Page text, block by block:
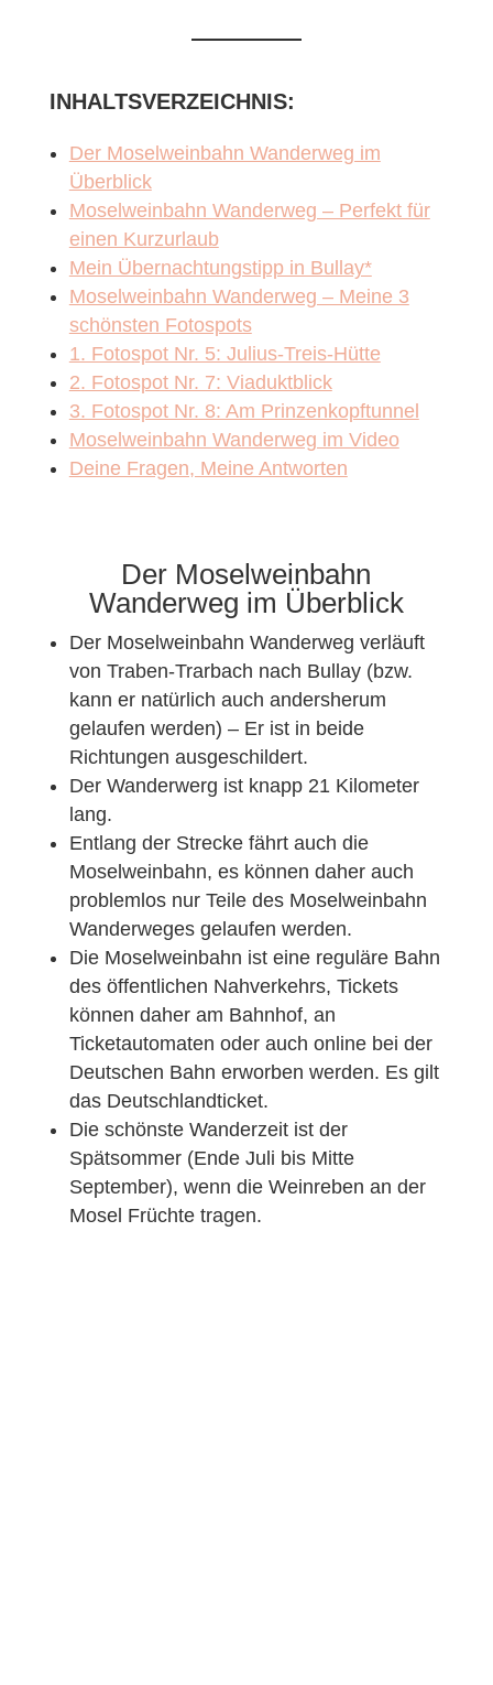
INHALTSVERZEICHNIS:
Der Moselweinbahn Wanderweg im
Überblick
Moselweinbahn Wanderweg – Perfekt für
einen Kurzurlaub
Mein Übernachtungstipp in Bullay*
Moselweinbahn Wanderweg – Meine 3
schönsten Fotospots
1. Fotospot Nr. 5: Julius-Treis-Hütte
2. Fotospot Nr. 7: Viaduktblick
3. Fotospot Nr. 8: Am Prinzenkopftunnel
Moselweinbahn Wanderweg im Video
Deine Fragen, Meine Antworten
Der Moselweinbahn
Wanderweg im Überblick
Der Moselweinbahn Wanderweg verläuft
von Traben-Trarbach nach Bullay (bzw.
kann er natürlich auch andersherum
gelaufen werden) – Er ist in beide
Richtungen ausgeschildert.
Der Wanderwerg ist knapp 21 Kilometer
lang.
Entlang der Strecke fährt auch die
Moselweinbahn, es können daher auch
problemlos nur Teile des Moselweinbahn
Wanderweges gelaufen werden.
Die Moselweinbahn ist eine reguläre Bahn
des öffentlichen Nahverkehrs, Tickets
können daher am Bahnhof, an
Ticketautomaten oder auch online bei der
Deutschen Bahn erworben werden. Es gilt
das Deutschlandticket.
Die schönste Wanderzeit ist der
Spätsommer (Ende Juli bis Mitte
September), wenn die Weinreben an der
Mosel Früchte tragen.